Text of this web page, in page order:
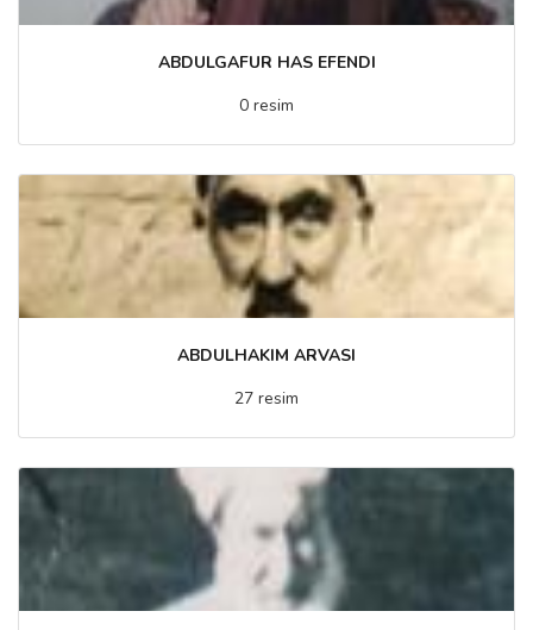
ABDULGAFUR HAS EFENDI
0 resim
ABDULHAKIM ARVASI
27 resim